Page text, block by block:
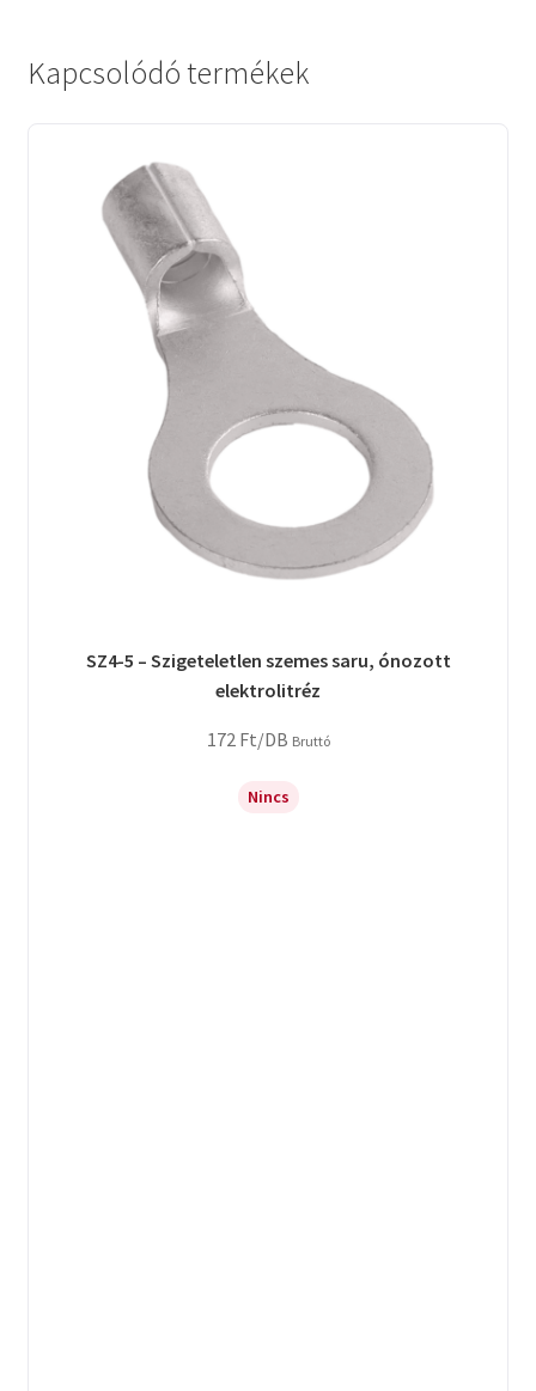
Kapcsolódó termékek
SZ4-5 – Szigeteletlen szemes saru, ónozott
elektrolitréz
172 Ft/DB Bruttó
Nincs